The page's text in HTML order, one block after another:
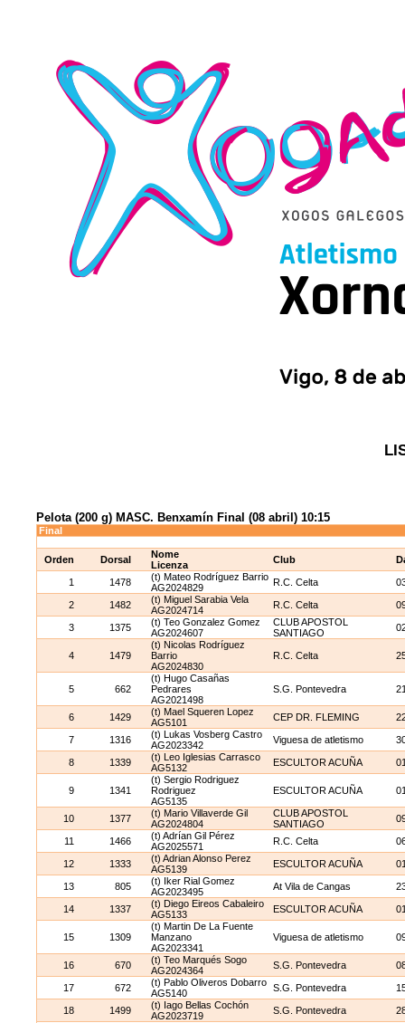
Final
Orden Dorsal
Nome
Licenza
Club
1 1478
(t) Mateo Rodríguez Barrio
AG2024829
R.C. Celta
2 1482
(t) Miguel Sarabia Vela
AG2024714
R.C. Celta
3 1375
(t) Teo Gonzalez Gomez
AG2024607
CLUB APOSTOL
SANTIAGO
4 1479
(t) Nicolas Rodríguez
Barrio
AG2024830
R.C. Celta
5 662
(t) Hugo Casañas
Pedrares
AG2021498
S.G. Pontevedra
6 1429
(t) Mael Squeren Lopez
AG5101
CEP DR. FLEMING
7 1316
(t) Lukas Vosberg Castro
AG2023342
Viguesa de atletismo
8 1339
(t) Leo Iglesias Carrasco
AG5132
ESCULTOR ACUÑA
9 1341
(t) Sergio Rodriguez
Rodriguez
AG5135
ESCULTOR ACUÑA
10 1377
(t) Mario Villaverde Gil
AG2024804
CLUB APOSTOL
SANTIAGO
11 1466
(t) Adrían Gil Pérez
AG2025571
R.C. Celta
12 1333
(t) Adrian Alonso Perez
AG5139
ESCULTOR ACUÑA
13 805
(t) Iker Rial Gomez
AG2023495
At Vila de Cangas
14 1337
(t) Diego Eireos Cabaleiro
AG5133
ESCULTOR ACUÑA
15 1309
(t) Martin De La Fuente
Manzano
AG2023341
Viguesa de atletismo
16 670
(t) Teo Marqués Sogo
AG2024364
S.G. Pontevedra
17 672
(t) Pablo Oliveros Dobarro
AG5140
S.G. Pontevedra
18 1499
(t) Iago Bellas Cochón
AG2023719
S.G. Pontevedra
Pelota (200 g) MASC. Benxamín Final (08 abril) 10:15